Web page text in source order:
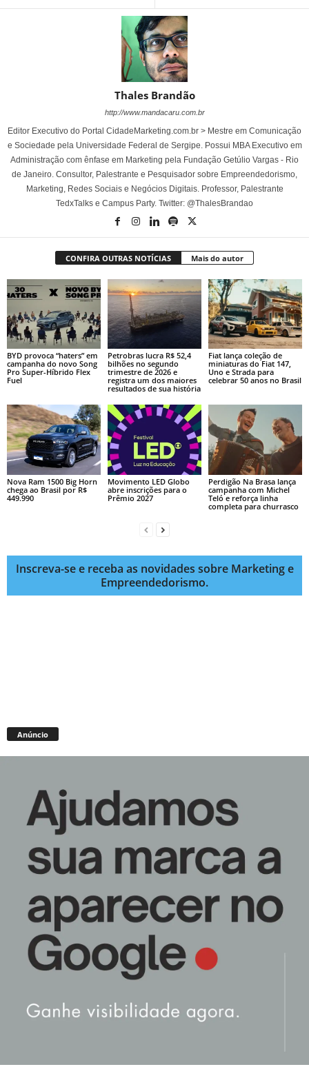
Thales Brandão
http://www.mandacaru.com.br
Editor Executivo do Portal CidadeMarketing.com.br > Mestre em Comunicação
e Sociedade pela Universidade Federal de Sergipe. Possui MBA Executivo em
Administração com ênfase em Marketing pela Fundação Getúlio Vargas - Rio
de Janeiro. Consultor, Palestrante e Pesquisador sobre Empreendedorismo,
Marketing, Redes Sociais e Negócios Digitais. Professor, Palestrante
TedxTalks e Campus Party. Twitter: @ThalesBrandao
CONFIRA OUTRAS NOTÍCIAS Mais do autor
BYD provoca “haters” em
campanha do novo Song
Pro Super-Híbrido Flex
Fuel
Petrobras lucra R$ 52,4
bilhões no segundo
trimestre de 2026 e
registra um dos maiores
resultados de sua história
Fiat lança coleção de
miniaturas do Fiat 147,
Uno e Strada para
celebrar 50 anos no Brasil
Nova Ram 1500 Big Horn
chega ao Brasil por R$
449.990
Movimento LED Globo
abre inscrições para o
Prêmio 2027
Perdigão Na Brasa lança
campanha com Michel
Teló e reforça linha
completa para churrasco
Inscreva-se e receba as novidades sobre Marketing e
Empreendedorismo.
Anúncio